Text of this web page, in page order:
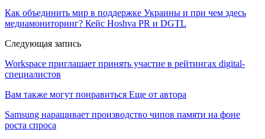
Как объединить мир в поддержке Украины и при чем здесь
медиамониторинг? Кейс Hoshva PR и DGTL
Следующая запись
Workspace приглашает принять участие в рейтингах digital-
специалистов
Вам также могут понравиться Еще от автора
Samsung наращивает производство чипов памяти на фоне
роста спроса